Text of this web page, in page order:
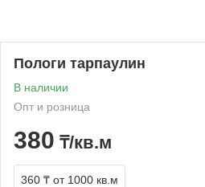
Пологи тарпаулин
В наличии
Опт и розница
380 ₸/кв.м
360 ₸ от 1000 кв.м